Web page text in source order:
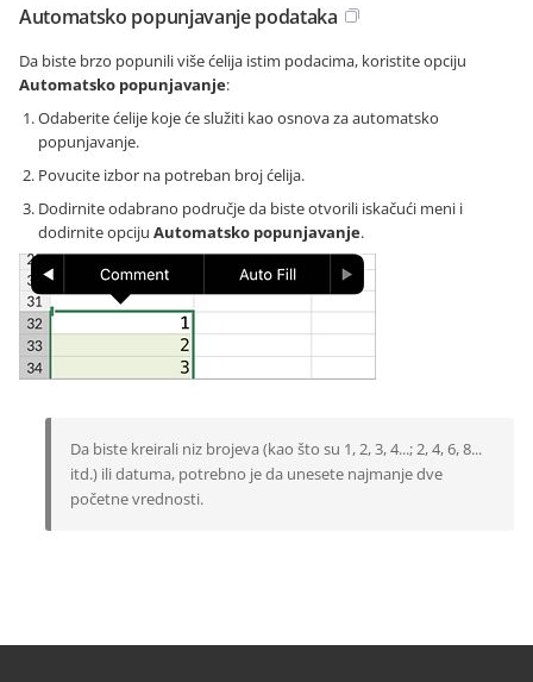
Automatsko popunjavanje podataka
Da biste brzo popunili više ćelija istim podacima, koristite opciju
Automatsko popunjavanje:
Odaberite ćelije koje će služiti kao osnova za automatsko
popunjavanje.
Povucite izbor na potreban broj ćelija.
Dodirnite odabrano područje da biste otvorili iskačući meni i
dodirnite opciju Automatsko popunjavanje.
Da biste kreirali niz brojeva (kao što su 1, 2, 3, 4...; 2, 4, 6, 8...
itd.) ili datuma, potrebno je da unesete najmanje dve
početne vrednosti.